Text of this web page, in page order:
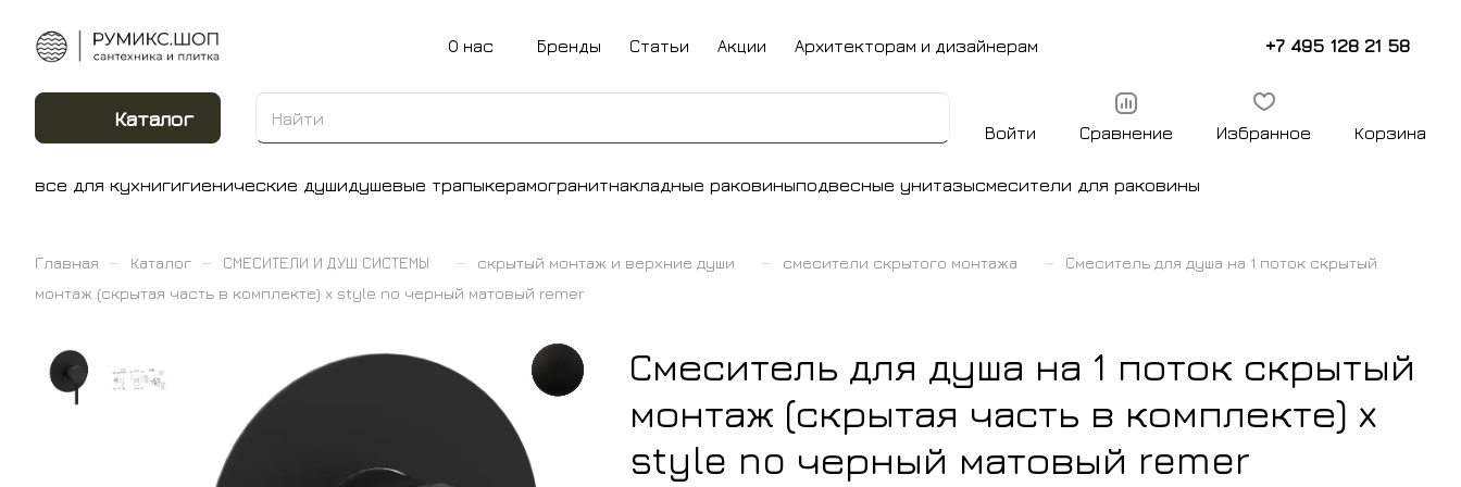
О нас Бренды Статьи Акции Архитекторам и дизайнерам +7 495 128 21 58
Каталог
Войти Сравнение Избранное Корзина
все для кухнигигиенические душидушевые трапыкерамогранитнакладные раковиныподвесные унитазысмесители для раковины
Главная – Каталог – СМЕСИТЕЛИ И ДУШ СИСТЕМЫ – скрытый монтаж и верхние души – смесители скрытого монтажа –
Смеситель для душа на 1 поток скрытый
монтаж (скрытая часть в комплекте) x style no черный матовый remer
Смеситель для душа на 1 поток скрытый
монтаж (скрытая часть в комплекте) x
style no черный матовый remer